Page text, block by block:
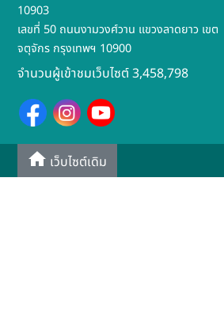
10903
เลขที่ 50 ถนนงามวงศ์วาน แขวงลาดยาว เขต
จตุจักร กรุงเทพฯ 10900
จำนวนผู้เข้าชมเว็บไซต์ 3,458,798
เว็บไซต์เดิม